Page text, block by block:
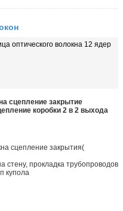
оптического волокна 12 ядер
сцепление закрытие
коробки 2 в 2 выхода
сцепление закрытия(
стену, прокладка трубопроводов
купола